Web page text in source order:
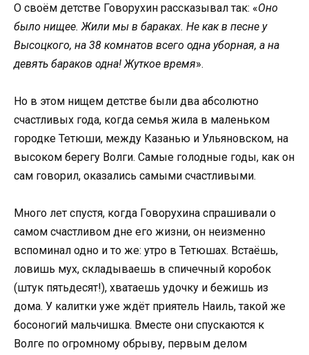
О своём детстве Говорухин рассказывал так: «Оно
было нищее. Жили мы в бараках. Не как в песне у
Высоцкого, на 38 комнатов всего одна уборная, а на
девять бараков одна! Жуткое время».
Но в этом нищем детстве были два абсолютно
счастливых года, когда семья жила в маленьком
городке Тетюши, между Казанью и Ульяновском, на
высоком берегу Волги. Самые голодные годы, как он
сам говорил, оказались самыми счастливыми.
Много лет спустя, когда Говорухина спрашивали о
самом счастливом дне его жизни, он неизменно
вспоминал одно и то же: утро в Тетюшах. Встаёшь,
ловишь мух, складываешь в спичечный коробок
(штук пятьдесят!), хватаешь удочку и бежишь из
дома. У калитки уже ждёт приятель Наиль, такой же
босоногий мальчишка. Вместе они спускаются к
Волге по огромному обрыву, первым делом